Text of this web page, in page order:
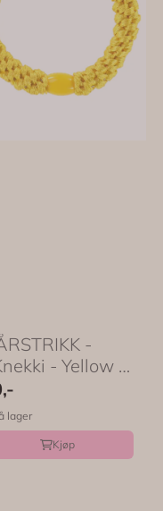
-
- Yellow -
Dep
lager
Kjøp